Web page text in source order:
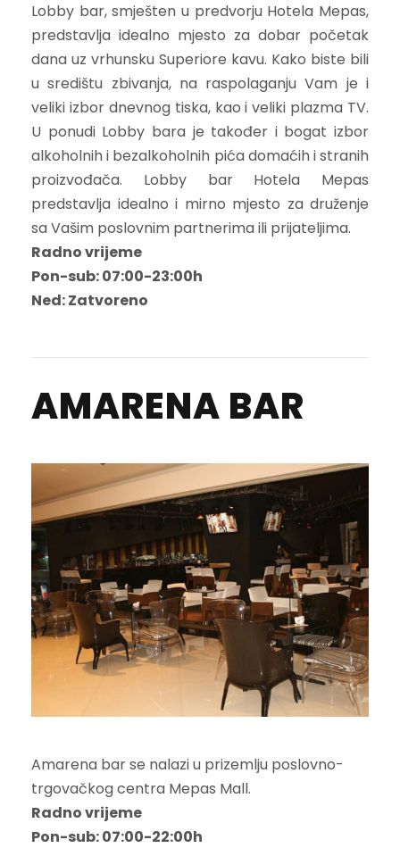
Lobby bar, smješten u predvorju Hotela Mepas,
predstavlja idealno mjesto za dobar početak
dana uz vrhunsku Superiore kavu. Kako biste bili
u središtu zbivanja, na raspolaganju Vam je i
veliki izbor dnevnog tiska, kao i veliki plazma TV.
U ponudi Lobby bara je također i bogat izbor
alkoholnih i bezalkoholnih pića domaćih i stranih
proizvođača. Lobby bar Hotela Mepas
predstavlja idealno i mirno mjesto za druženje
sa Vašim poslovnim partnerima ili prijateljima.
Radno vrijeme
Pon-sub: 07:00-23:00h
Ned: Zatvoreno
AMARENA BAR
Amarena bar se nalazi u prizemlju poslovno-
trgovačkog centra Mepas Mall.
Radno vrijeme
Pon-sub: 07:00-22:00h